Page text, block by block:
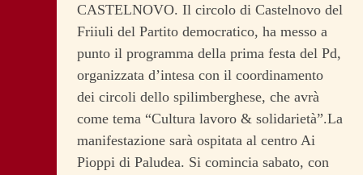
CASTELNOVO. Il circolo di Castelnovo del
Friiuli del Partito democratico, ha messo a
punto il programma della prima festa del Pd,
organizzata d’intesa con il coordinamento
dei circoli dello spilimberghese, che avrà
come tema “Cultura lavoro & solidarietà”.La
manifestazione sarà ospitata al centro Ai
Pioppi di Paludea. Si comincia sabato, con